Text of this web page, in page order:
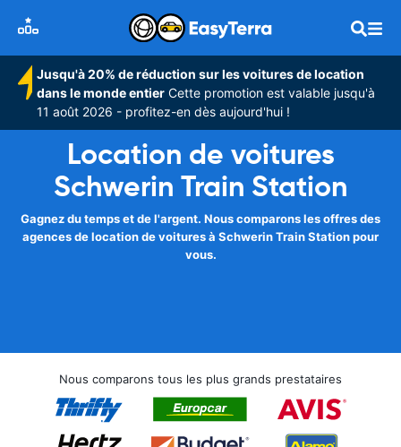
Jusqu'à 20% de réduction sur les voitures de location
dans le monde entier Cette promotion est valable jusqu'à
11 août 2026 - profitez-en dès aujourd'hui !
Location de voitures
Schwerin Train Station
Gagnez du temps et de l'argent. Nous comparons les offres des
agences de location de voitures à Schwerin Train Station pour
vous.
Nous comparons tous les plus grands prestataires